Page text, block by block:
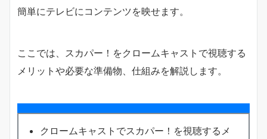
簡単にテレビにコンテンツを映せます。
ここでは、スカパー！をクロームキャストで視聴する
メリットや必要な準備物、仕組みを解説します。
クロームキャストでスカパー！を視聴するメ